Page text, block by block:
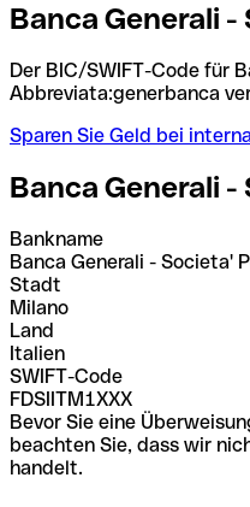
Banca Generali -
Der BIC/SWIFT-Code für
Abbreviata:generbanca
Sparen Sie Geld bei
Banca Generali -
Bankname
Banca Generali - Societa'
Stadt
Milano
Land
Italien
SWIFT-Code
FDSIITM1XXX
Bevor Sie eine
beachten Sie, dass wir
handelt.